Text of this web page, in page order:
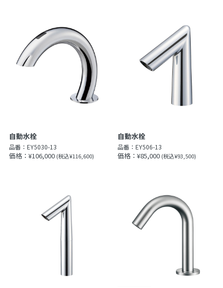
自動水栓
品番： EY5030-13
価格：¥106,000 (税込¥116,600)
自動水栓
品番：EY506-13
価格：¥85,000 (税込¥93,500)